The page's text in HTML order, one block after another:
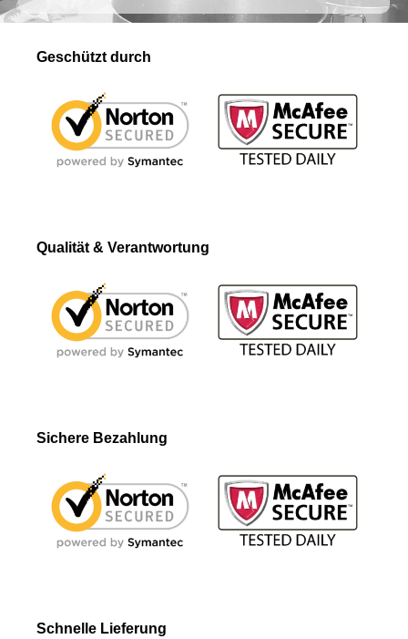
Geschützt durch
Qualität & Verantwortung
Sichere Bezahlung
Schnelle Lieferung